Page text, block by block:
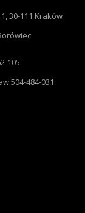
30-111 Kraków
105
504-484-031